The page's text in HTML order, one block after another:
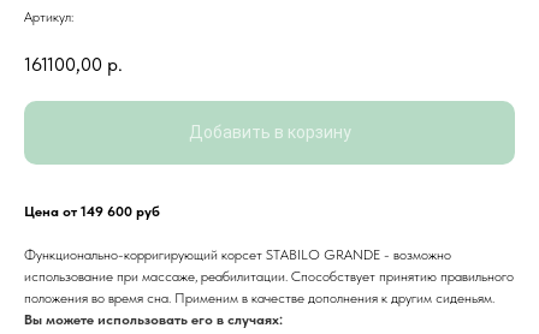
Артикул:
161100,00 р.
Добавить в корзину
Цена от 149 600 руб
Функционально-корригирующий корсет STABILO GRANDE - возможно
использование при массаже, реабилитации. Способствует принятию правильного
положения во время сна. Применим в качестве дополнения к другим сиденьям.
Вы можете использовать его в случаях: